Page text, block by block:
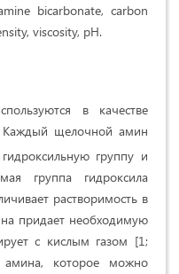
bicarbonate, carbon
viscosity, pH.
в качестве
щелочной амин
группу и
группа гидроксила
растворимость в
придает необходимую
с кислым газом [1;
которое можно